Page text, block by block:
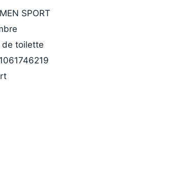
SPORT
de toilette